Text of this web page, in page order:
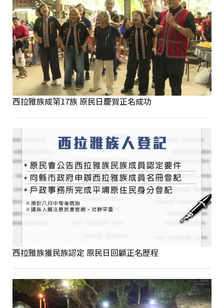
西拉雅族成第17族 原民日慶賀正名成功
西拉雅族獲民族認定 原民日回顧正名歷程